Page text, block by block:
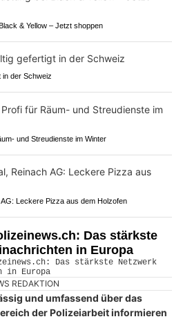
& Yellow – Jetzt shoppen
in der Schweiz
und Streudienste im Winter
Leckere Pizza aus dem Holzofen
Das stärkste
in Europa
REDAKTION
und umfassend über das
der Polizeiarbeit informieren